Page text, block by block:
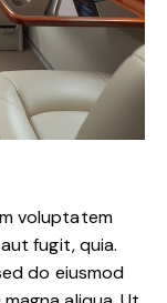
voluptatem
fugit, quia.
do eiusmod